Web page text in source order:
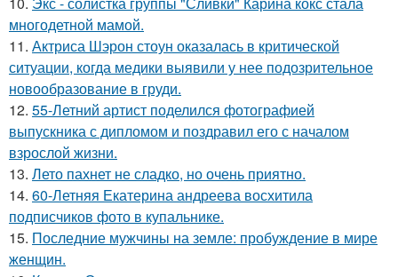
многодетной мамой.
11. Актриса Шэрон стоун оказалась в критической
ситуации, когда медики выявили у нее подозрительное
новообразование в груди.
12. 55-Летний артист поделился фотографией
выпускника с дипломом и поздравил его с началом
взрослой жизни.
13. Лето пахнет не сладко, но очень приятно.
14. 60-Летняя Екатерина андреева восхитила
подписчиков фото в купальнике.
15. Последние мужчины на земле: пробуждение в мире
женщин.